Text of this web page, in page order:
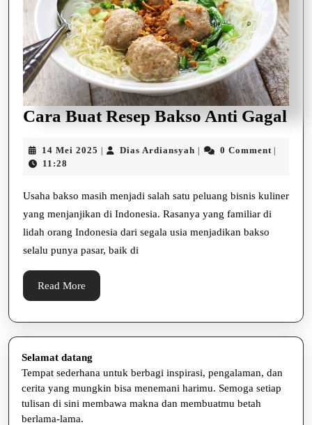
Cara Buat Resep Bakso Anti Gagal
14 Mei 2025 14
| Dias Ardiansyah Dias
| 0 Comment |
11:28
Usaha bakso masih menjadi salah satu peluang bisnis kuliner
yang menjanjikan di Indonesia. Rasanya yang familiar di
lidah orang Indonesia dari segala usia menjadikan bakso
selalu punya pasar, baik di
Read More
More
Selamat datang
Tempat sederhana untuk berbagi inspirasi, pengalaman, dan
cerita yang mungkin bisa menemani harimu. Semoga setiap
tulisan di sini membawa makna dan membuatmu betah
berlama-lama.